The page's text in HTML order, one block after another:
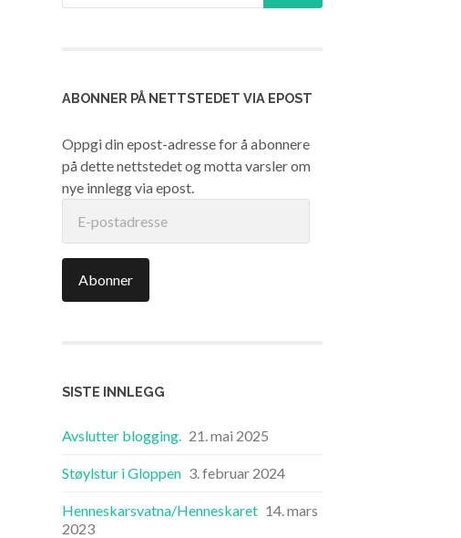
ABONNER PÅ NETTSTEDET VIA EPOST
Oppgi din epost-adresse for å abonnere
på dette nettstedet og motta varsler om
nye innlegg via epost.
postadresse
Abonner
SISTE INNLEGG
Avslutter blogging. 21. mai 2025
Støylstur i Gloppen 3. februar 2024
Henneskarsvatna/Henneskaret 14. mars
2023